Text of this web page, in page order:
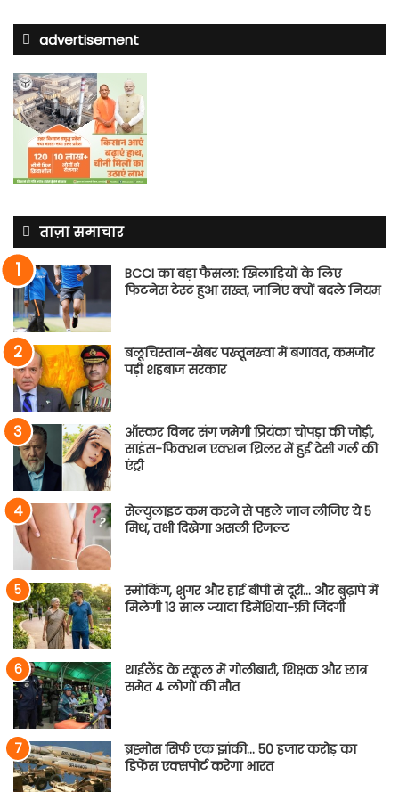
advertisement
ताज़ा समाचार
BCCI का बड़ा फैसला: खिलाड़ियों के लिए
फिटनेस टेस्ट हुआ सख्त, जानिए क्यों बदले नियम
बलूचिस्तान-खैबर पख्तूनख्वा में बगावत, कमजोर
पड़ी शहबाज सरकार
ऑस्कर विनर संग जमेगी प्रियंका चोपड़ा की जोड़ी,
साइंस-फिक्शन एक्शन थ्रिलर में हुई देसी गर्ल की
एंट्री
सेल्युलाइट कम करने से पहले जान लीजिए ये 5
मिथ, तभी दिखेगा असली रिजल्ट
स्मोकिंग, शुगर और हाई बीपी से दूरी… और बुढ़ापे में
मिलेगी 13 साल ज्यादा डिमेंशिया-फ्री जिंदगी
थाईलैंड के स्कूल में गोलीबारी, शिक्षक और छात्र
समेत 4 लोगों की मौत
ब्रह्मोस सिर्फ एक झांकी… 50 हजार करोड़ का
डिफेंस एक्सपोर्ट करेगा भारत